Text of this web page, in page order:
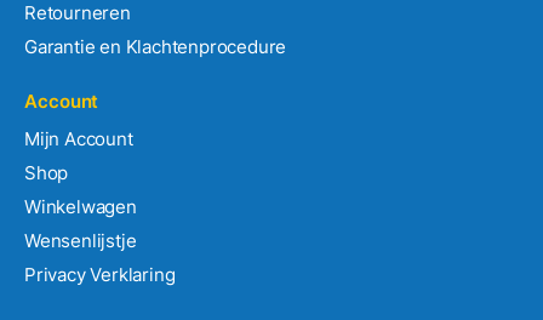
Retourneren
Garantie en Klachtenprocedure
Account
Mijn Account
Shop
Winkelwagen
Wensenlijstje
Privacy Verklaring